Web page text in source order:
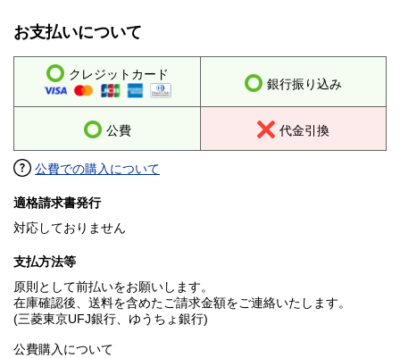
お支払いについて
クレジットカード
銀行振り込み
公費 代金引換
公費での購入について
適格請求書発行
対応しておりません
支払方法等
原則として前払いをお願いします。
在庫確認後、送料を含めたご請求金額をご連絡いたします。
(三菱東京UFJ銀行、ゆうちょ銀行)
公費購入について